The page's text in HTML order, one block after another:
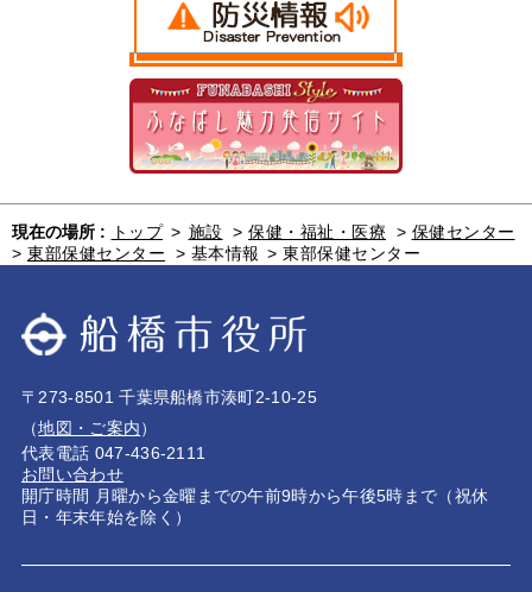
現在の場所 : トップ > 施設 > 保健・福祉・医療 > 保健センター
> 東部保健センター > 基本情報 > 東部保健センター
〒273-8501 千葉県船橋市湊町2-10-25
（地図・ご案内）
代表電話 047-436-2111
お問い合わせ
開庁時間 月曜から金曜までの午前9時から午後5時まで（祝休
日・年末年始を除く）